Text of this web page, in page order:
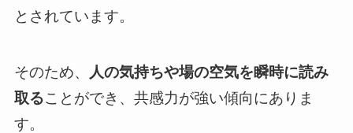
とされています。
そのため、
人の気持ちや場の空気を瞬時に読み
取ることができ、共感力が強い傾向にありま
す。